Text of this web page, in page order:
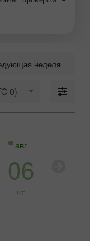
неделя
0)
авг
06
чт